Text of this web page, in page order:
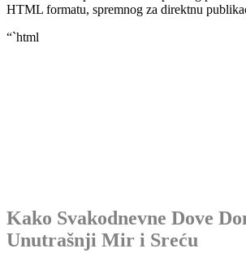
HTML formatu, spremnog za direktnu
“`html
Kako Svakodnevne Dove
Unutrašnji Mir i Sreću